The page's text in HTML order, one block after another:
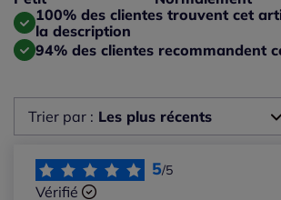
Taille grand : 0%
100% des clientes trouvent cet
la description
94% des clientes recommandent
Trier par : Les plus récents
Les plus récents 5/5
Vérifié